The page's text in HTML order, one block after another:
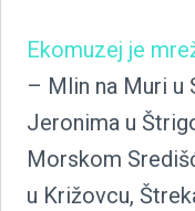
Ekomuzej je
– Mlin na Muri u
Jeronima u
Morskom
u Križovcu,